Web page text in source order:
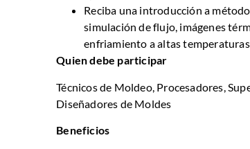
Reciba una introducción a
simulación de flujo, imágenes
enfriamiento a altas
Quien debe participar
Técnicos de Moldeo, Procesadores,
Diseñadores de Moldes
Beneficios